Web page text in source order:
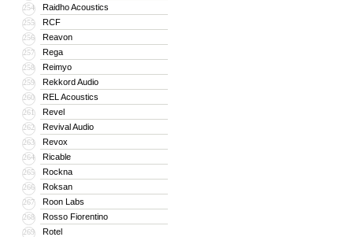
254 Raidho Acoustics
255 RCF
256 Reavon
257 Rega
258 Reimyo
259 Rekkord Audio
260 REL Acoustics
261 Revel
262 Revival Audio
263 Revox
264 Ricable
265 Rockna
266 Roksan
267 Roon Labs
268 Rosso Fiorentino
269 Rotel